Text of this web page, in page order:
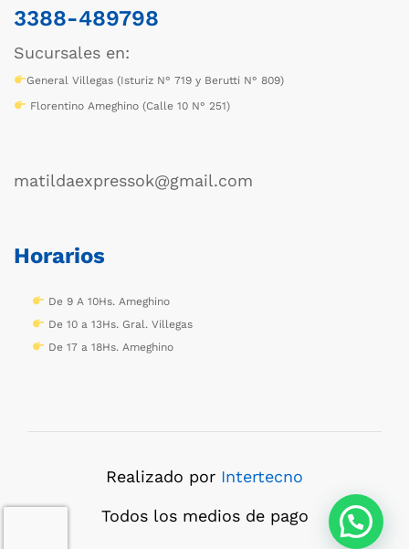
3388-489798
Sucursales en:
General Villegas (Isturiz N° 719 y Berutti N° 809)
Florentino Ameghino (Calle 10 N° 251)
matildaexpressok@gmail.com
Horarios
De 9 A 10Hs. Ameghino
De 10 a 13Hs. Gral. Villegas
De 17 a 18Hs. Ameghino
Realizado por Intertecno
Todos los medios de pago